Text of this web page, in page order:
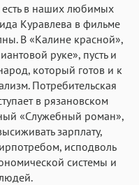
есть в наших любимых
Куравлева в фильме
В «Калине красной»,
руке», пусть и
который готов и к
Потребительская
в рязановском
«Служебный роман»,
зарплату,
исподволь
системы и